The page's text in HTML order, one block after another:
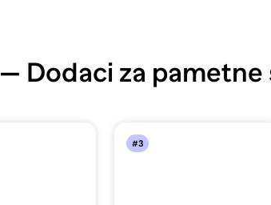
— Dodaci za
#3